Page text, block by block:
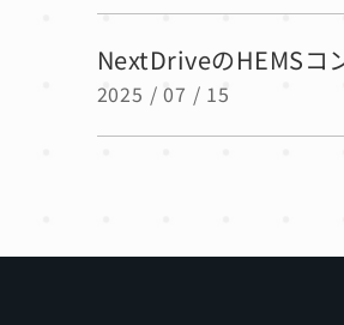
NextDriveのHEMSコ
2025 / 07 / 15